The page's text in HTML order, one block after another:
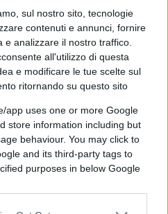
sul nostro sito, tecnologie
contenuti e annunci, fornire
analizzare il nostro traffico.
all'utilizzo di questa
e modificare le tue scelte sul
ritornando su questo sito
app uses one or more Google
store information including but
behaviour. You may click to
and its third-party tags to
purposes in below Google
decisiva, non oggi.
del sole, tutte le forze
agli italiani cosa
Franceschini al
per lavorare affinché il
fiducia al governo
Enrico Lettasu Twitter